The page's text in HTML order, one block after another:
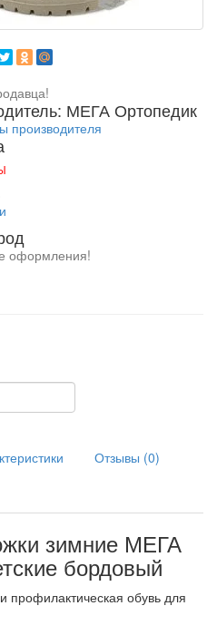
МЕГА Ортопедик
производителя
оформления!
Отзывы (0)
зимние МЕГА
бордовый
профилактическая обувь для